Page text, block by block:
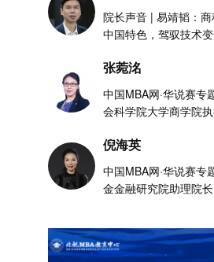
院长声音 | 易靖韬：
中国特色，驾驭技术
张菀洺
中国MBA网·华说赛专
会科学院大学商学院
倪海英
中国MBA网·华说赛专
金金融研究院助理院